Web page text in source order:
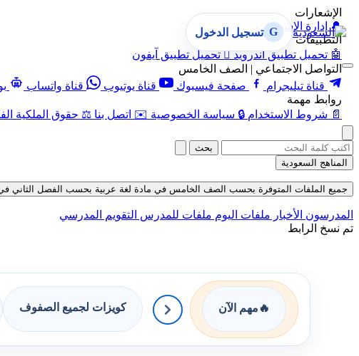
الإشعارات
🔔 إدارة الإشعارات
التطبيقات
🤖 تحميل تطبيق أندرويد  تحميل تطبيق آيفون
التواصل الاجتماعي | الصف الخامس
قناة تيليجرام
صفحة فيسبوك قناة يوتيوب قناة واتساب
روابط مهمة
📄 شروط الاستخدام 🔒 سياسة الخصوصية ✉️ اتصل بنا ⚖️ حقوق الملكية
G تسجيل الدخول
بحث
المناهج السعودية
جميع الملفات المتوفرة بحسب الصف الخامس في مادة لغة عربية بحسب الفصل الثاني في قسم
المدرسون الأخبار ملفات اليوم ملفات للمدرس التقويم المدرسي
تم نسخ الرابط
🔥 مهم الآن كويزات لجميع الصفوف